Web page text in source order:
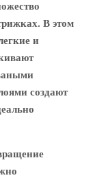
В этом
и
создают